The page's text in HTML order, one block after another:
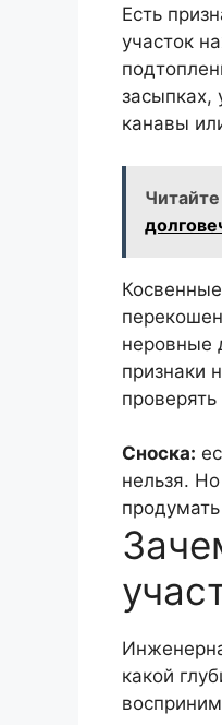
Есть
участок
засыпках,
канавы
неровные
признаки
Сноска:
нельзя.
какой